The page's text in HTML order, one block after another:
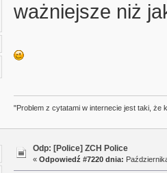
ważniejsze niż
"Problem z cytatami w internecie jest taki, że
Odp: [Police] ZCH Police
« Odpowiedź #7220 dnia: